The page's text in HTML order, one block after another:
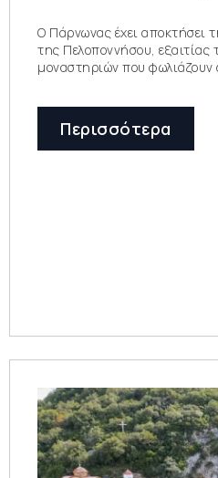
Ο Πάρνωνας έχει αποκτήσει
της Πελοποννήσου, εξαιτίας
μοναστηριών που φωλιάζουν
Περισσότερα